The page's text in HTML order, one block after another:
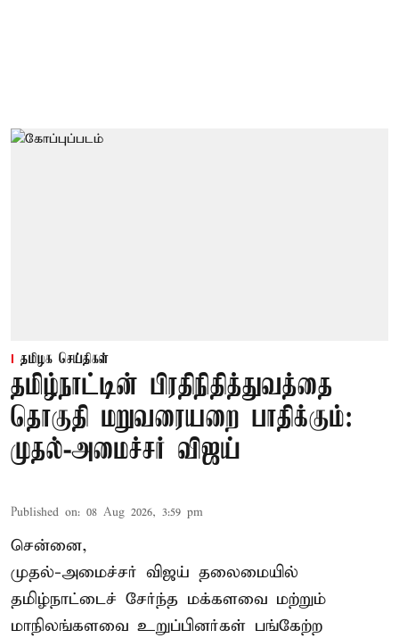
தமிழக செய்திகள்
தமிழ்நாட்டின் பிரதிநிதித்துவத்தை
தொகுதி மறுவரையறை பாதிக்கும்:
முதல்-அமைச்சர் விஜய்
Published on: 08 Aug 2026, 3:59 pm
சென்னை,
முதல்-அமைச்சர் விஜய் தலைமையில்
தமிழ்நாட்டைச் சேர்ந்த மக்களவை மற்றும்
மாநிலங்களவை உறுப்பினர்கள் பங்கேற்ற